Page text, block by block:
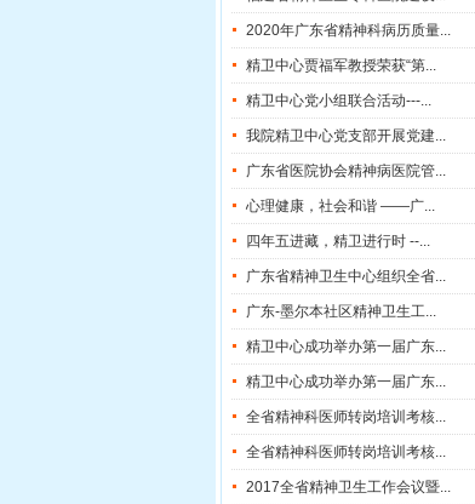
2020年广东省精神科病历质量...
精卫中心贾福军教授荣获“第...
精卫中心党小组联合活动---...
我院精卫中心党支部开展党建...
广东省医院协会精神病医院管...
心理健康，社会和谐 ——广...
四年五进藏，精卫进行时 --...
广东省精神卫生中心组织全省...
广东-墨尔本社区精神卫生工...
精卫中心成功举办第一届广东...
精卫中心成功举办第一届广东...
全省精神科医师转岗培训考核...
全省精神科医师转岗培训考核...
2017全省精神卫生工作会议暨...